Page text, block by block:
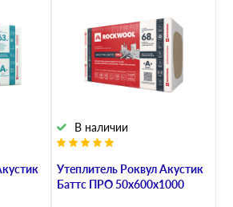
Утеплитель Роквул Акустик
Баттс ПРО 50х600х1000
В наличии